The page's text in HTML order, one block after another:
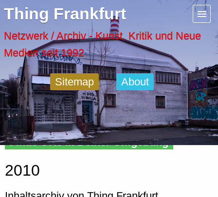
Thing Frankfurt
Netzwerk / Archiv - Kunst, Kritik und Neue
Medien seit 1992
Sitemap About
Finde Orte in Deiner Umgebung
2010
Menu
Artspaces
Cool Places
Frankfurt Diary
Activity
Recent Posts
Home